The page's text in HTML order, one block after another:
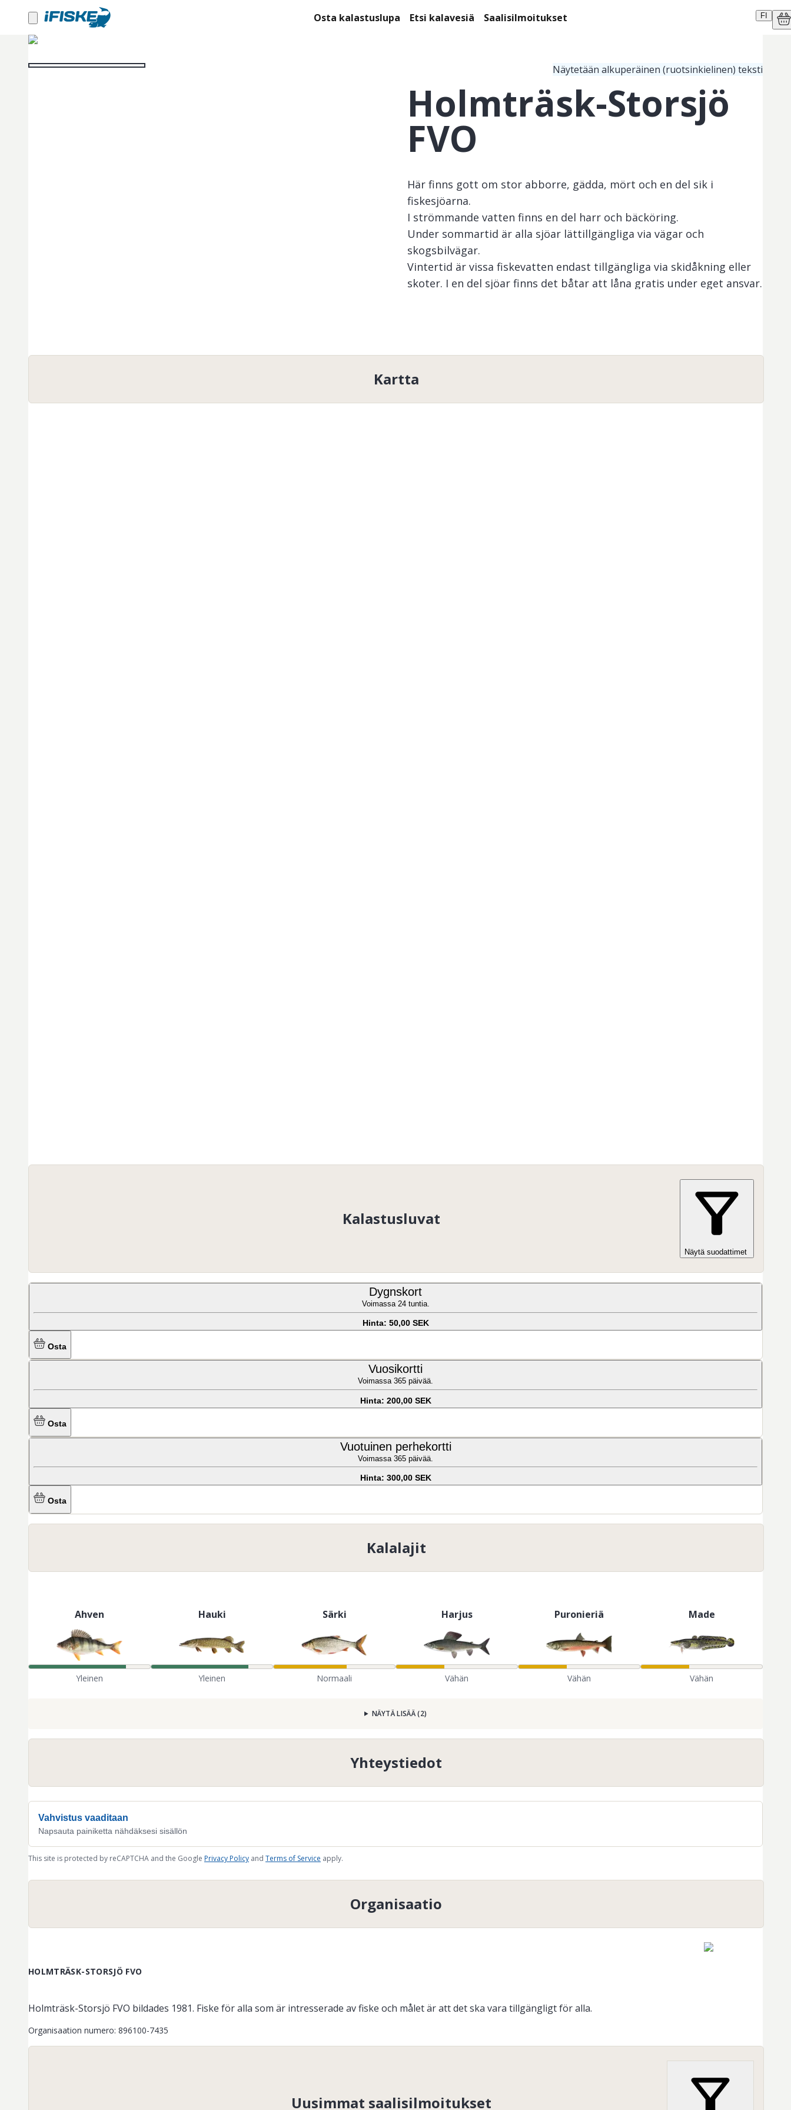
Osta kalastuslupa Etsi kalavesiä Saalisilmoitukset FI
Näytetään alkuperäinen (ruotsinkielinen) teksti
Holmträsk-Storsjö
FVO
Här finns gott om stor abborre, gädda, mört och en del sik i
fiskesjöarna.
I strömmande vatten finns en del harr och bäcköring.
Under sommartid är alla sjöar lättillgängliga via vägar och
skogsbilvägar.
Vintertid är vissa fiskevatten endast tillgängliga via skidåkning eller
skoter. I en del sjöar finns det båtar att låna gratis under eget ansvar.
fiskevatten.
Kartta
Kalastusluvat
Näytä suodattimet
Dygnskort
Voimassa 24 tuntia.
Hinta: 50,00 SEK
Osta
Vuosikortti
Voimassa 365 päivää.
Hinta: 200,00 SEK
Osta
Vuotuinen perhekortti
Voimassa 365 päivää.
Hinta: 300,00 SEK
Osta
Kalalajit
Ahven
Yleinen
Hauki
Yleinen
Särki
Normaali
Harjus
Vähän
Puronieriä
Vähän
Made
Vähän
NÄYTÄ LISÄÄ(2)
Yhteystiedot
Vahvistus vaaditaan
Napsauta painiketta nähdäksesi sisällön
This site is protected by reCAPTCHA and the Google Privacy Policy and Terms of Service apply.
Organisaatio
HOLMTRÄSK-STORSJÖ FVO
Holmträsk-Storsjö FVO bildades 1981. Fiske för alla som är intresserade av fiske och målet är att det ska vara tillgängligt för alla.
Organisaation numero: 896100-7435
Uusimmat saalisilmoitukset